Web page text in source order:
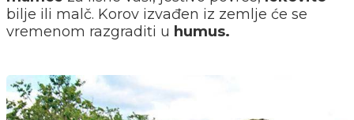
bilje ili malč. Korov izvađen iz zemlje će se
vremenom razgraditi u humus.